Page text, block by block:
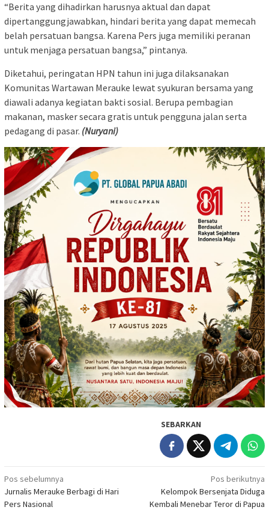
“Berita yang dihadirkan harusnya aktual dan dapat
dipertanggungjawabkan, hindari berita yang dapat memecah
belah persatuan bangsa. Karena Pers juga memiliki peranan
untuk menjaga persatuan bangsa,” pintanya.
Diketahui, peringatan HPN tahun ini juga dilaksanakan
Komunitas Wartawan Merauke lewat syukuran bersama yang
diawali adanya kegiatan bakti sosial. Berupa pembagian
makanan, masker secara gratis untuk pengguna jalan serta
pedagang di pasar. (Nuryani)
SEBARKAN
Navigasi
pos
Pos sebelumnya
Jurnalis Merauke Berbagi di Hari
Pers Nasional
Pos berikutnya
Kelompok Bersenjata Diduga
Kembali Menebar Teror di Papua